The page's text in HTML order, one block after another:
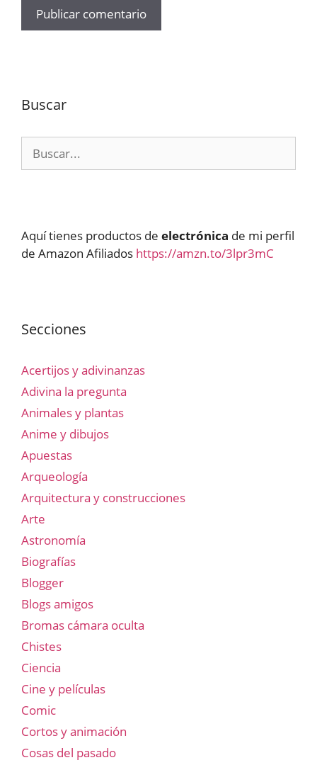
Buscar
Aquí tienes productos de electrónica de mi perfil
de Amazon Afiliados https://amzn.to/3lpr3mC
Secciones
Acertijos y adivinanzas
Adivina la pregunta
Animales y plantas
Anime y dibujos
Apuestas
Arqueología
Arquitectura y construcciones
Arte
Astronomía
Biografías
Blogger
Blogs amigos
Bromas cámara oculta
Chistes
Ciencia
Cine y películas
Comic
Cortos y animación
Cosas del pasado